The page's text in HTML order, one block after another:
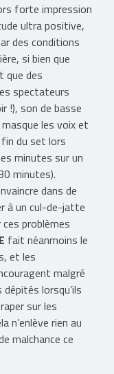
forte impression
ultra positive,
des conditions
si bien que
que des
spectateurs
!), son de basse
les voix et
du set lors
minutes sur un
minutes).
dans de
à un cul-de-jatte
problèmes
fait néanmoins le
et les
malgré
lorsqu’ils
sur les
n’enlève rien au
malchance ce